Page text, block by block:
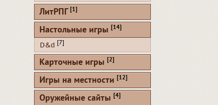
ЛитРПГ [1]
Настольные игры [14]
D&d [7]
Карточные игры [2]
Игры на местности [12]
Оружейные сайты [4]